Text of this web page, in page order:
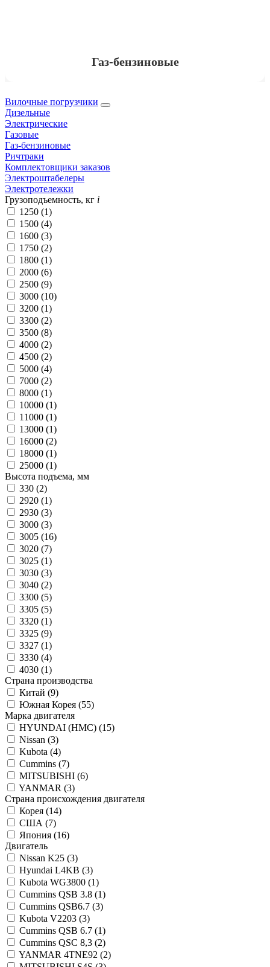
Газ-бензиновые
Вилочные погрузчики
Дизельные
Электрические
Газовые
Газ-бензиновые
Ричтраки
Комплектовщики заказов
Электроштабелеры
Электротележки
Грузоподъемность, кг i
1250 (1)
1500 (4)
1600 (3)
1750 (2)
1800 (1)
2000 (6)
2500 (9)
3000 (10)
3200 (1)
3300 (2)
3500 (8)
4000 (2)
4500 (2)
5000 (4)
7000 (2)
8000 (1)
10000 (1)
11000 (1)
13000 (1)
16000 (2)
18000 (1)
25000 (1)
Высота подъема, мм
330 (2)
2920 (1)
2930 (3)
3000 (3)
3005 (16)
3020 (7)
3025 (1)
3030 (3)
3040 (2)
3300 (5)
3305 (5)
3320 (1)
3325 (9)
3327 (1)
3330 (4)
4030 (1)
Страна производства
Китай (9)
Южная Корея (55)
Марка двигателя
HYUNDAI (HMC) (15)
Nissan (3)
Kubota (4)
Cummins (7)
MITSUBISHI (6)
YANMAR (3)
Страна происхождения двигателя
Корея (14)
США (7)
Япония (16)
Двигатель
Nissan K25 (3)
Hyundai L4KB (3)
Kubota WG3800 (1)
Cummins QSB 3.8 (1)
Cummins QSB6.7 (3)
Kubota V2203 (3)
Cummins QSB 6.7 (1)
Cummins QSC 8,3 (2)
YANMAR 4TNE92 (2)